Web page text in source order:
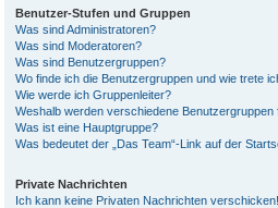
Benutzer-Stufen und Gruppen
Was sind Administratoren?
Was sind Moderatoren?
Was sind Benutzergruppen?
Wo finde ich die Benutzergruppen und wie trete
Wie werde ich Gruppenleiter?
Weshalb werden verschiedene Benutzergruppen
Was ist eine Hauptgruppe?
Was bedeutet der „Das Team“-Link auf der
Private Nachrichten
Ich kann keine Privaten Nachrichten verschicken!